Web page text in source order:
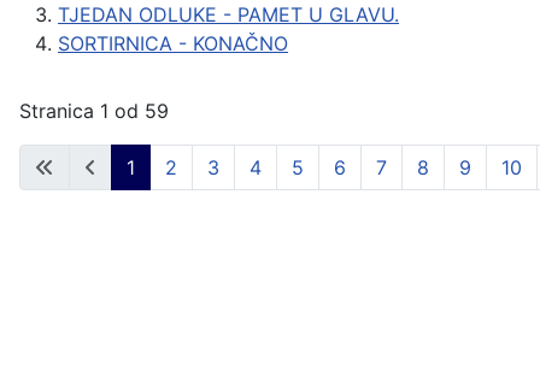
TJEDAN ODLUKE - PAMET U GLAVU.
SORTIRNICA - KONAČNO
Stranica 1 od 59
1 2 3 4 5 6 7 8 9 10